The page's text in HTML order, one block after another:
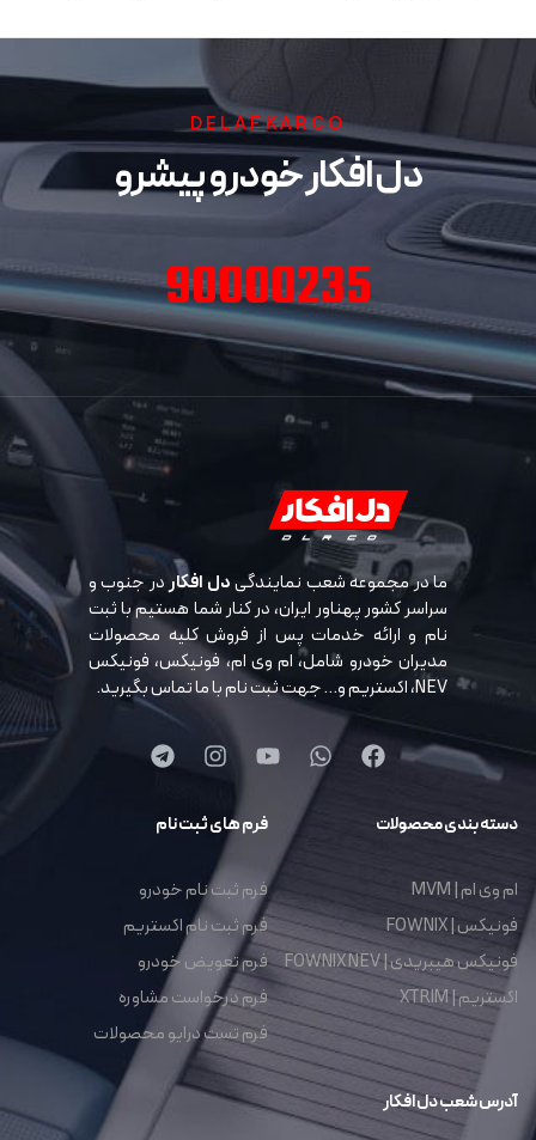
DELAFKARCO
دل افکار خودرو پیشرو
90000235
ما در مجموعه شعب نمایندگیدل افکار در جنوب و
سراسر کشور پهناور ایران، در کنار شما هستیم با ثبت
نام و ارائه خدمات پس از فروش کلیه محصولات
مدیران خودرو شامل، ام وی ام، فونیکس، فونیکس
NEV، اکستریم و… جهت ثبت نام با ما تماس بگیرید.
دسته بندی محصولات
ام وی ام | MVM
فونیکس | FOWNIX
فونیکس هیبریدی | FOWNIX NEV
اکستریم | XTRIM
فرم های ثبت نام
فرم ثبت نام خودرو
فرم ثبت نام اکستریم
فرم تعویض خودرو
فرم درخواست مشاوره
فرم تست درایو محصولات
آدرس شعب دل افکار